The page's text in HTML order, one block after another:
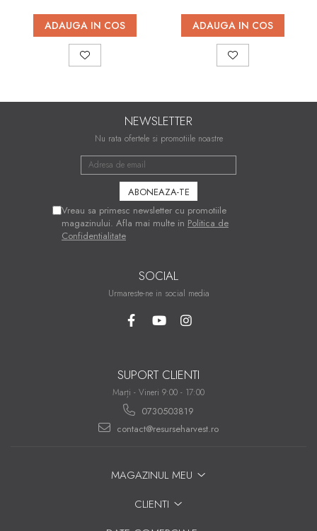
ADAUGA IN COS ADAUGA IN COS
NEWSLETTER
Nu rata ofertele si promotiile noastre
Vreau sa primesc newsletter cu promotiile
magazinului. Afla mai multe in Politica de
Confidentialitate
SOCIAL
Urmareste-ne in social media
SUPORT CLIENTI
Marți - Vineri 9:00 - 17:00
0730503819
contact@resurseharvest.ro
MAGAZINUL MEU
CLIENTI